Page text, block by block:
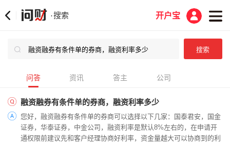
·搜索 开户宝
问答 资讯 答主 公司
融资融券有条件单的券商，融资利率多少
您好，融资融券有条件单的券商可以选择以下几家：国泰君安，国金
证券，华泰证券，中金公司，融资利率是默认8%左右的，在申请开
通权限前建议先和客户经理协商好利率，资金量越大可以协商到的利